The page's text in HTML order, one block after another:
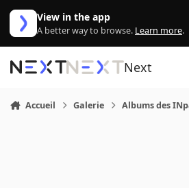
Aller au contenu
View in the app
A better way to browse. Learn more.
Next
Accueil Galerie Albums des